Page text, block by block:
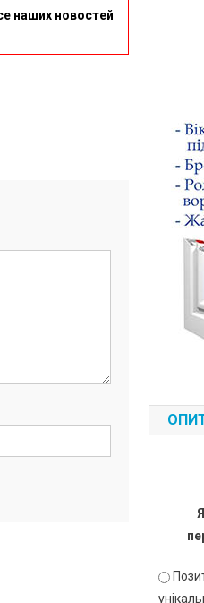
наших новостей